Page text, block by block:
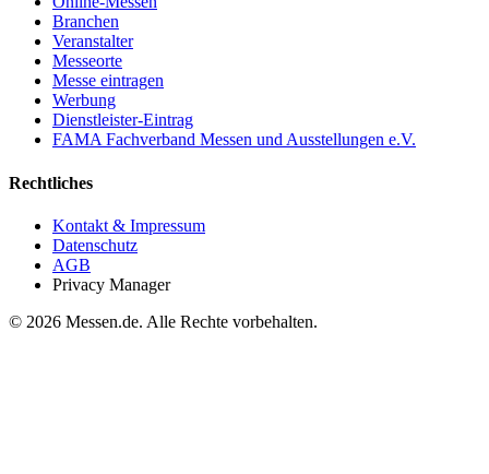
Branchen
Veranstalter
Messeorte
Messe eintragen
Werbung
Dienstleister-Eintrag
FAMA Fachverband Messen und Ausstellungen e.V.
Rechtliches
Kontakt & Impressum
Datenschutz
AGB
Privacy Manager
© 2026 Messen.de. Alle Rechte vorbehalten.